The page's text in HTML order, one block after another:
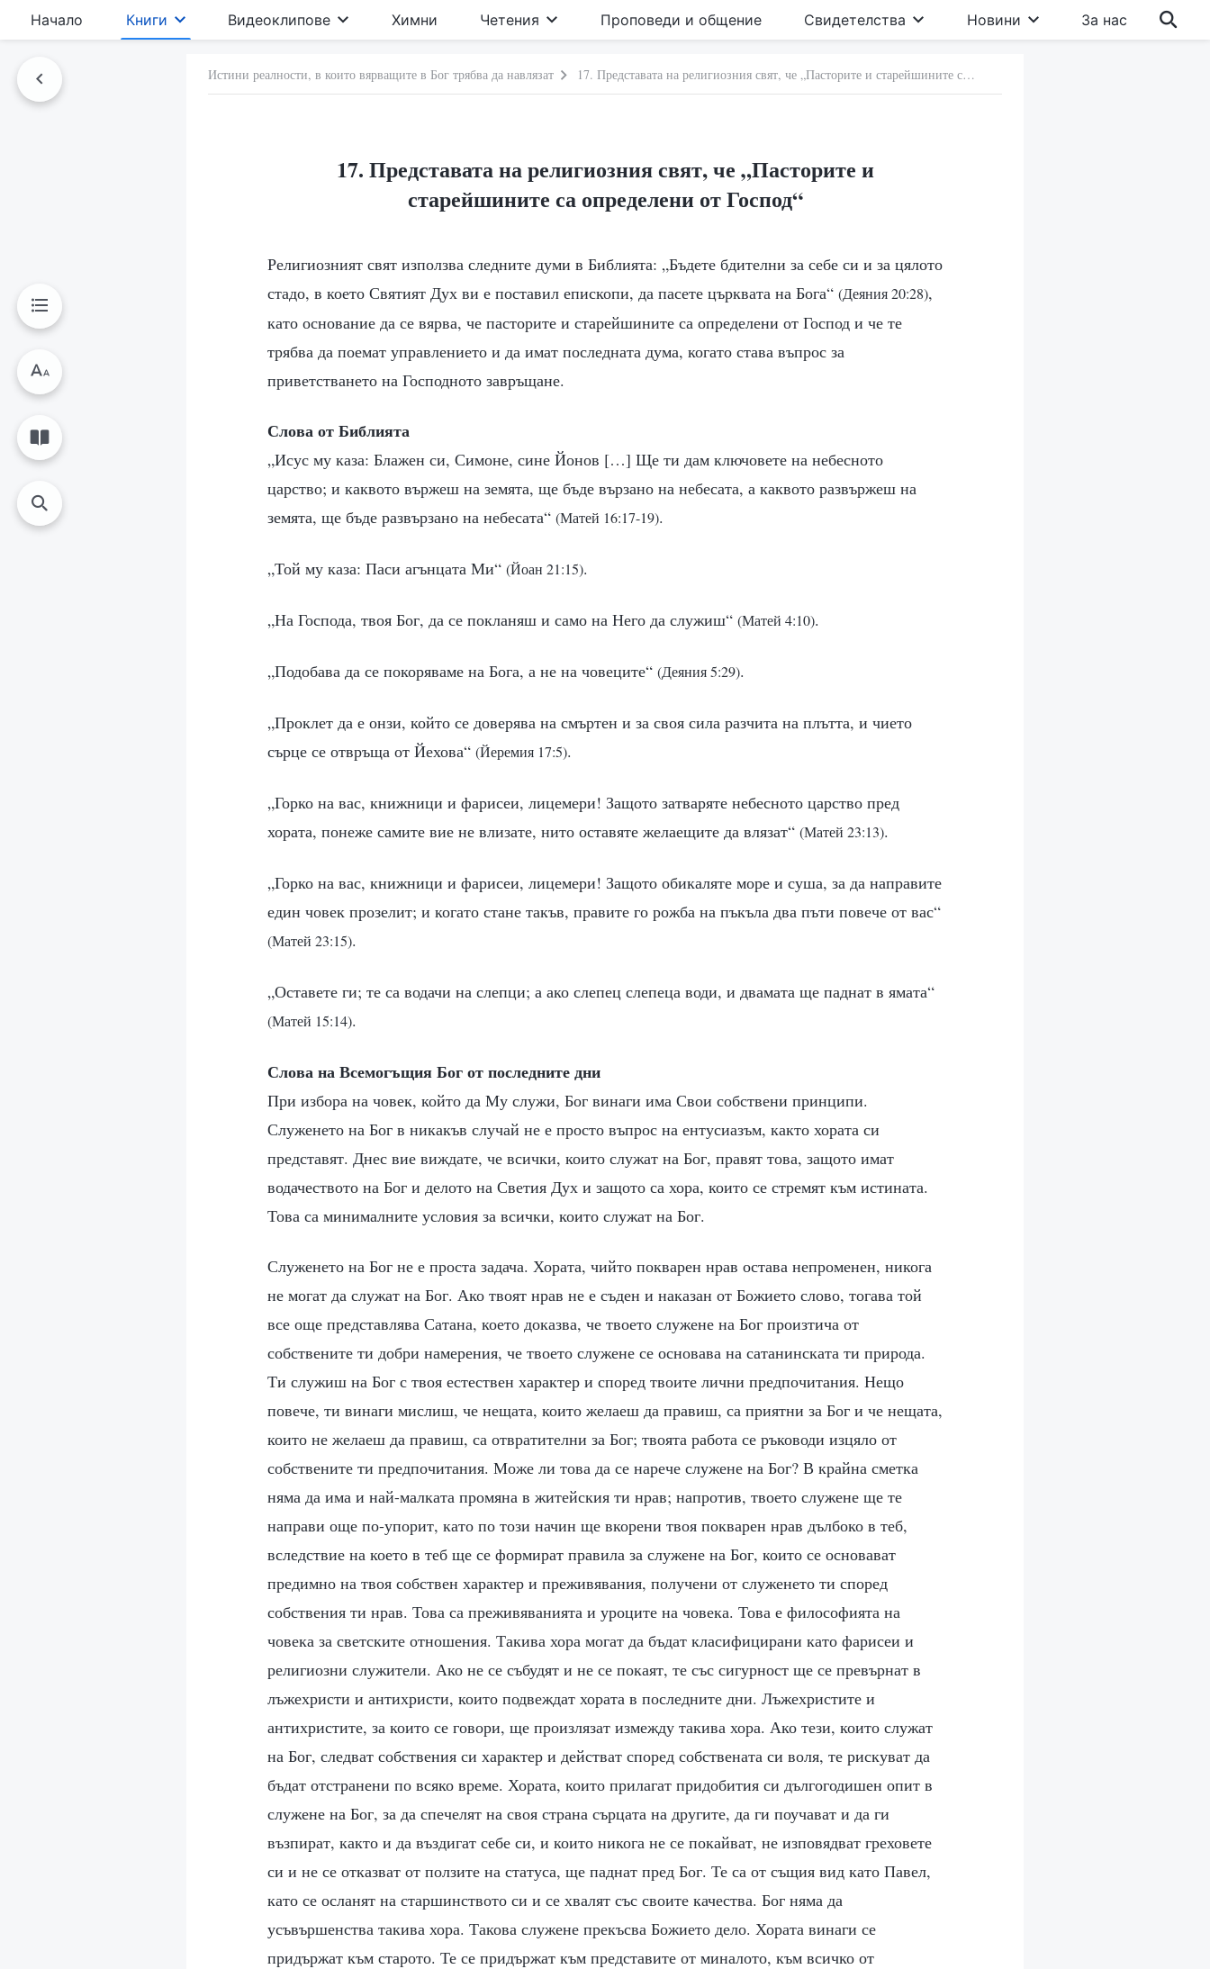
Начало Книги Видеоклипове Химни Четения Проповеди и общение Свидетелства Новини За нас
Истини реалности, в които вярващите в Бог трябва да навлязат 17. Представата на религиозния свят, че „Пасторите и старейшините са определени от Господ“
17. Представата на религиозния свят, че „Пасторите и
старейшините са определени от Господ“
Религиозният свят използва следните думи в Библията: „Бъдете бдителни за себе си и за цялото
стадо, в което Святият Дух ви е поставил епископи, да пасете църквата на Бога“ (Деяния 20:28),
като основание да се вярва, че пасторите и старейшините са определени от Господ и че те
трябва да поемат управлението и да имат последната дума, когато става въпрос за
приветстването на Господното завръщане.
Слова от Библията
„Исус му каза: Блажен си, Симоне, сине Йонов […] Ще ти дам ключовете на небесното
царство; и каквото вържеш на земята, ще бъде вързано на небесата, а каквото развържеш на
земята, ще бъде развързано на небесата“ (Матей 16:17-19).
„Той му каза: Паси агънцата Ми“ (Йоан 21:15).
„На Господа, твоя Бог, да се покланяш и само на Него да служиш“ (Матей 4:10).
„Подобава да се покоряваме на Бога, а не на човеците“ (Деяния 5:29).
„Проклет да е онзи, който се доверява на смъртен и за своя сила разчита на плътта, и чието
сърце се отвръща от Йехова“ (Йеремия 17:5).
„Горко на вас, книжници и фарисеи, лицемери! Защото затваряте небесното царство пред
хората, понеже самите вие не влизате, нито оставяте желаещите да влязат“ (Матей 23:13).
„Горко на вас, книжници и фарисеи, лицемери! Защото обикаляте море и суша, за да направите
един човек прозелит; и когато стане такъв, правите го рожба на пъкъла два пъти повече от вас“
(Матей 23:15).
„Оставете ги; те са водачи на слепци; а ако слепец слепеца води, и двамата ще паднат в ямата“
(Матей 15:14).
Слова на Всемогъщия Бог от последните дни
При избора на човек, който да Му служи, Бог винаги има Свои собствени принципи.
Служенето на Бог в никакъв случай не е просто въпрос на ентусиазъм, както хората си
представят. Днес вие виждате, че всички, които служат на Бог, правят това, защото имат
водачеството на Бог и делото на Светия Дух и защото са хора, които се стремят към истината.
Това са минималните условия за всички, които служат на Бог.
Служенето на Бог не е проста задача. Хората, чийто покварен нрав остава непроменен, никога
не могат да служат на Бог. Ако твоят нрав не е съден и наказан от Божието слово, тогава той
все още представлява Сатана, което доказва, че твоето служене на Бог произтича от
собствените ти добри намерения, че твоето служене се основава на сатанинската ти природа.
Ти служиш на Бог с твоя естествен характер и според твоите лични предпочитания. Нещо
повече, ти винаги мислиш, че нещата, които желаеш да правиш, са приятни за Бог и че нещата,
които не желаеш да правиш, са отвратителни за Бог; твоята работа се ръководи изцяло от
собствените ти предпочитания. Може ли това да се нарече служене на Бог? В крайна сметка
няма да има и най-малката промяна в житейския ти нрав; напротив, твоето служене ще те
направи още по-упорит, като по този начин ще вкорени твоя покварен нрав дълбоко в теб,
вследствие на което в теб ще се формират правила за служене на Бог, които се основават
предимно на твоя собствен характер и преживявания, получени от служенето ти според
собствения ти нрав. Това са преживяванията и уроците на човека. Това е философията на
човека за светските отношения. Такива хора могат да бъдат класифицирани като фарисеи и
религиозни служители. Ако не се събудят и не се покаят, те със сигурност ще се превърнат в
лъжехристи и антихристи, които подвеждат хората в последните дни. Лъжехристите и
антихристите, за които се говори, ще произлязат измежду такива хора. Ако тези, които служат
на Бог, следват собствения си характер и действат според собствената си воля, те рискуват да
бъдат отстранени по всяко време. Хората, които прилагат придобития си дългогодишен опит в
служене на Бог, за да спечелят на своя страна сърцата на другите, да ги поучават и да ги
възпират, както и да въздигат себе си, и които никога не се покайват, не изповядват греховете
си и не се отказват от ползите на статуса, ще паднат пред Бог. Те са от същия вид като Павел,
като се осланят на старшинството си и се хвалят със своите качества. Бог няма да
усъвършенства такива хора. Такова служене прекъсва Божието дело. Хората винаги се
придържат към старото. Те се придържат към представите от миналото, към всичко от